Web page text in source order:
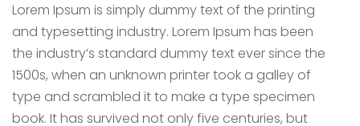
Lorem Ipsum is simply dummy text of the printing
and typesetting industry. Lorem Ipsum has been
the industry’s standard dummy text ever since the
1500s, when an unknown printer took a galley of
type and scrambled it to make a type specimen
book. It has survived not only five centuries, but